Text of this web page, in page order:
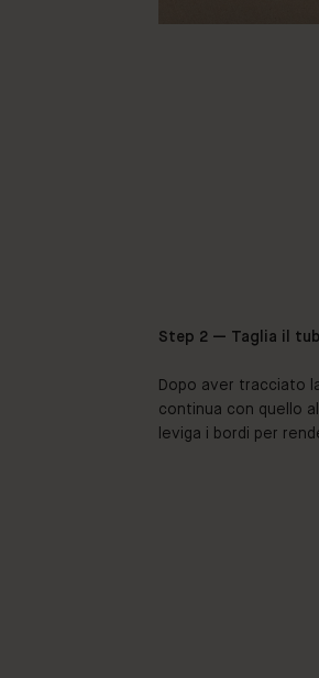
Step 2 — Taglia il
Dopo aver tracciato
continua con quello
leviga i bordi per